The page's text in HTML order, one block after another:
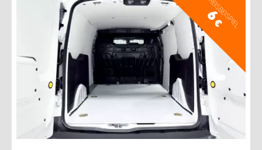
PREISBEISPIEL
6
€